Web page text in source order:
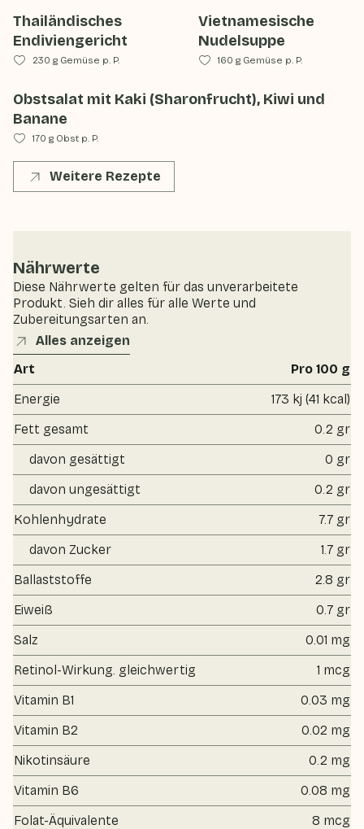
Thailändisches
Endiviengericht
230 g Gemüse p. P.
Vietnamesische
Nudelsuppe
160 g Gemüse p. P.
Obstsalat mit Kaki (Sharonfrucht), Kiwi und
Banane
170 g Obst p. P.
Weitere Rezepte
Nährwerte
Diese Nährwerte gelten für das unverarbeitete
Produkt. Sieh dir alles für alle Werte und
Zubereitungsarten an.
Alles anzeigen
Art
Pro 100 g
Energie
173 kj (41 kcal)
Fett gesamt
0.2 gr
davon gesättigt
0 gr
davon ungesättigt
0.2 gr
Kohlenhydrate
7.7 gr
davon Zucker
1.7 gr
Ballaststoffe
2.8 gr
Eiweiß
0.7 gr
Salz
0.01 mg
Retinol-Wirkung. gleichwertig
1 mcg
Vitamin B1
0.03 mg
Vitamin B2
0.02 mg
Nikotinsäure
0.2 mg
Vitamin B6
0.08 mg
Folat-Äquivalente
8 mcg